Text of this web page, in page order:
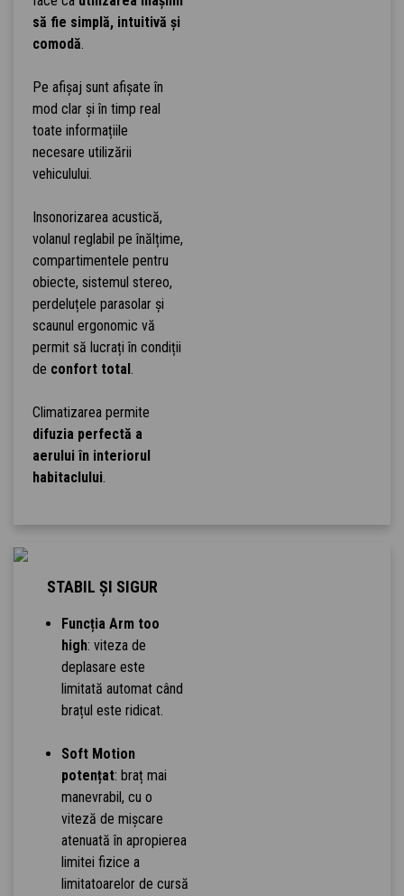
să fie simplă, intuitivă și
comodă.
Pe afișaj sunt afișate în
mod clar și în timp real
toate informațiile
necesare utilizării
vehiculului.
Insonorizarea acustică,
volanul reglabil pe înălțime,
compartimentele pentru
obiecte, sistemul stereo,
perdeluțele parasolar și
scaunul ergonomic vă
permit să lucrați în condiții
de confort total .
Climatizarea permite
difuzia perfectă a
aerului în interiorul
habitaclului.
STABIL ȘI SIGUR
Funcția Arm too
high: viteza de
deplasare este
limitată automat când
brațul este ridicat.
Soft Motion
potențat: braț mai
manevrabil, cu o
viteză de mișcare
atenuată în apropierea
limitei fizice a
limitatoarelor de cursă